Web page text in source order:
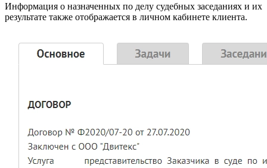
Информация о назначенных по делу судебных заседаниях и их
результате также отображается в личном кабинете клиента.